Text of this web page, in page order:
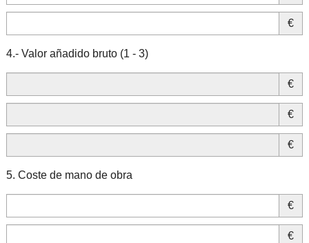
€
4.- Valor añadido bruto (1 - 3)
€
€
€
5. Coste de mano de obra
€
€